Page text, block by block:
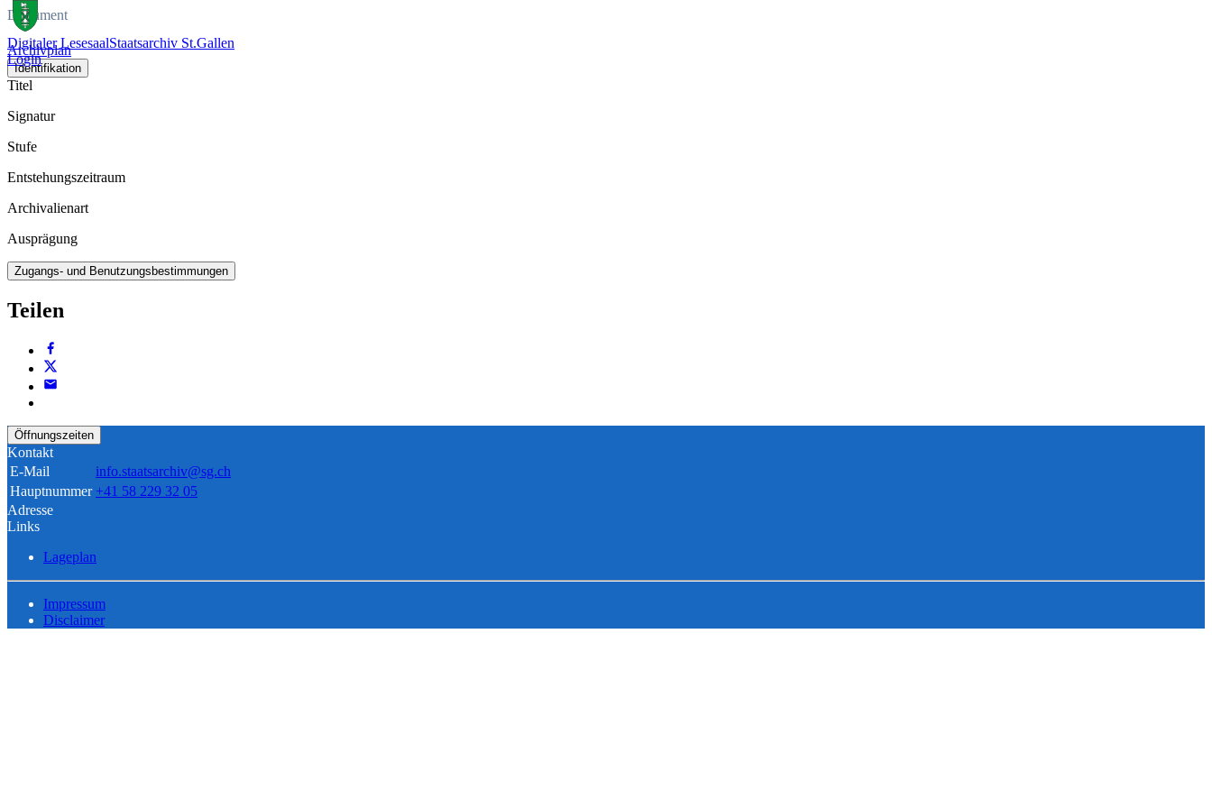
Digitaler LesesaalStaatsarchiv St.Gallen
Login
Dokument
Archivplan
Identifikation
Titel
Signatur
Stufe
Entstehungszeitraum
Archivalienart
Ausprägung
Zugangs- und Benutzungsbestimmungen
Teilen
Öffnungszeiten
Kontakt
E-Mail
info.staatsarchiv@sg.ch
Hauptnummer +41 58 229 32 05
Adresse
Links
Lageplan
Impressum
Disclaimer